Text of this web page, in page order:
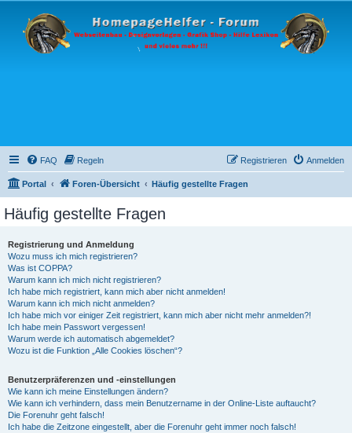
FAQ Regeln Anmelden
Registrieren
Portal Foren-Übersicht Häufig gestellte Fragen
Häufig gestellte Fragen
Registrierung und Anmeldung
Wozu muss ich mich registrieren?
Was ist COPPA?
Warum kann ich mich nicht registrieren?
Ich habe mich registriert, kann mich aber nicht anmelden!
Warum kann ich mich nicht anmelden?
Ich habe mich vor einiger Zeit registriert, kann mich aber nicht mehr anmelden?!
Ich habe mein Passwort vergessen!
Warum werde ich automatisch abgemeldet?
Wozu ist die Funktion „Alle Cookies löschen“?
Benutzerpräferenzen und -einstellungen
Wie kann ich meine Einstellungen ändern?
Wie kann ich verhindern, dass mein Benutzername in der Online-Liste auftaucht?
Die Forenuhr geht falsch!
Ich habe die Zeitzone eingestellt, aber die Forenuhr geht immer noch falsch!